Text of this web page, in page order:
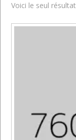
Voici le seul résultat